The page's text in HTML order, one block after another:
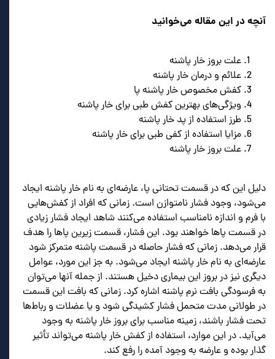
آنچه در این مقاله می‌خوانید
علت بروز خار پاشنه
علائم و درمان خار پاشنه
کفش مخصوص خار پاشنه پا
ویژگی‌های بهترین کفش طبی برای خار پاشنه
طرز استفاده از پد خار پاشنه
مزایا استفاده از کفی طبی برای خار پاشنه
علت بروز خار پاشنه
دلیل این که در قسمت تحتانی پا، عارضه‌ای به نام خار پاشنه ایجاد
می‌شود، وجود فشار نامتوازن است. زمانی که افراد از کفش‌هایی
با فرم و اندازه نامناسب استفاده می‌کنند شاهد ایجاد فشار زیادی
در قسمت پاها خواهند بود. این فشار، قسمت زیرین پاها را هدف
قرار می‌دهد. زمانی که فشار حاصله در قسمت پاشنه متمرکز شود
عارضه‌ای به نام خار پاشنه ایجاد می‌شود. به جز این مورد، عوامل
دیگری نیز در بروز این بیماری دخیل هستند. از جمله آنها می‌توان
به فرسودگی بافت نرم پاشنه اشاره کرد. زمانی که بافت این قسمت
در طولانی مدت متحمل فشار کشیدگی شود و یا عضلات و رباط‌ها
تحت فشار باشند، زمینه مناسب برای بروز خار پاشنه به وجود
می‌آید. در این موارد، استفاده از کفش خار پاشنه می‌تواند تأثیر
گذار بوده و عارضه به وجود آمده را رفع کند.